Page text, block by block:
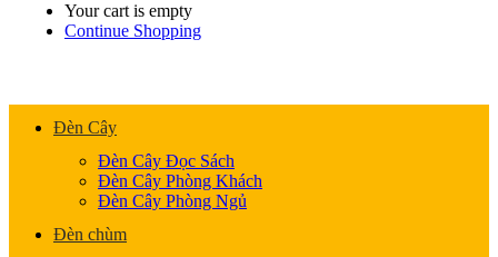
Your cart is empty
Continue Shopping
Đèn Cây
Đèn Cây Đọc Sách
Đèn Cây Phòng Khách
Đèn Cây Phòng Ngủ
Đèn chùm